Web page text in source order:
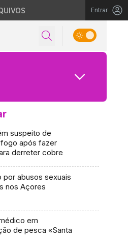
Entrar
suspeito de
após fazer
derreter cobre
por abusos sexuais
nos Açores
em
de pesca «Santa